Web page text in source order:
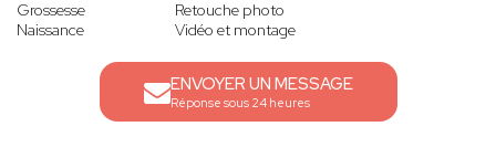
Grossesse
Naissance
Retouche photo
Vidéo et montage
ENVOYER UN MESSAGE
Réponse sous 24 heures